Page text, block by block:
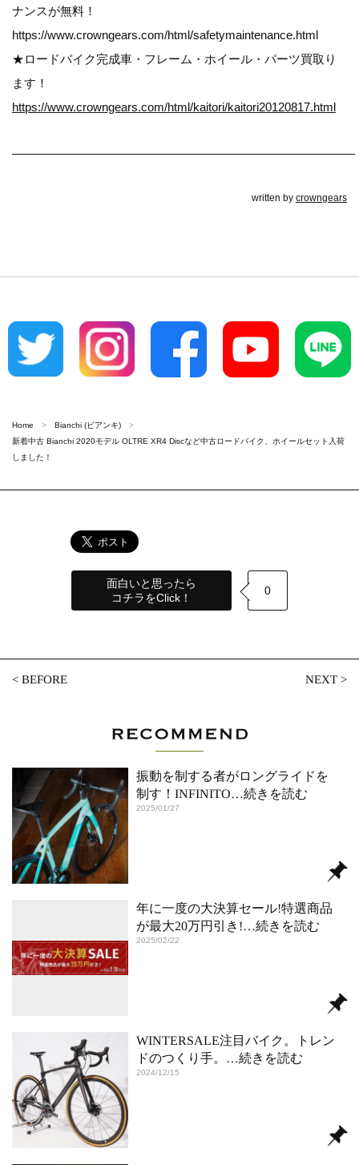
ナンスが無料！
https://www.crowngears.com/html/safetymaintenance.html
★ロードバイク完成車・フレーム・ホイール・パーツ買取り
ます！
https://www.crowngears.com/html/kaitori/kaitori20120817.html
————————————————————————————–
written by crowngears
Home
Bianchi (ビアンキ)
新着中古 Bianchi 2020モデル OLTRE XR4 Discなど中古ロードバイク、ホイールセット入荷
しました！
面白いと思ったら
コチラをClick！
0
<BEFORE NEXT>
振動を制する者がロングライドを
制す！INFINITO…続きを読む
2025/01/27
年に一度の大決算セール!特選商品
が最大20万円引き!…続きを読む
2025/02/22
WINTERSALE注目バイク。トレン
ドのつくり手。 …続きを読む
2024/12/15